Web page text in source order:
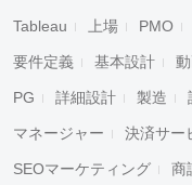
Tableau 上場 PMO
要件定義 基本設計
PG 詳細設計 製造
マネージャー 決済サー
SEOマーケティング 商